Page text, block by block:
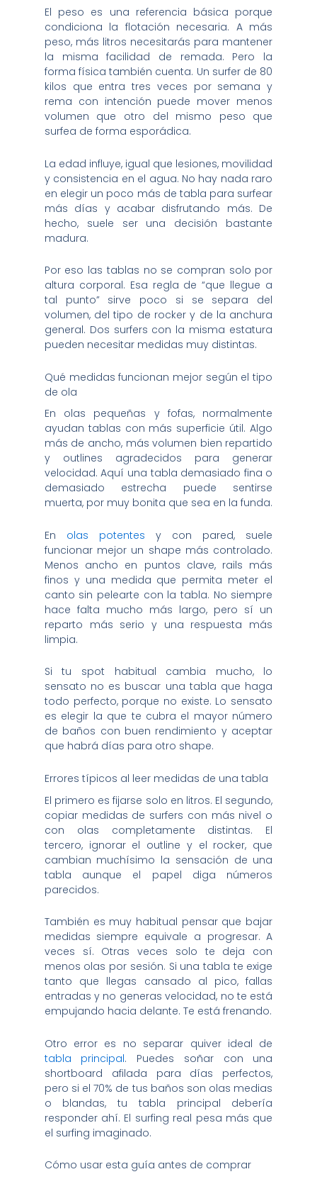
El peso es una referencia básica porque
condiciona la flotación necesaria. A más
peso, más litros necesitarás para mantener
la misma facilidad de remada. Pero la
forma física también cuenta. Un surfer de 80
kilos que entra tres veces por semana y
rema con intención puede mover menos
volumen que otro del mismo peso que
surfea de forma esporádica.
La edad influye, igual que lesiones, movilidad
y consistencia en el agua. No hay nada raro
en elegir un poco más de tabla para surfear
más días y acabar disfrutando más. De
hecho, suele ser una decisión bastante
madura.
Por eso las tablas no se compran solo por
altura corporal. Esa regla de “que llegue a
tal punto” sirve poco si se separa del
volumen, del tipo de rocker y de la anchura
general. Dos surfers con la misma estatura
pueden necesitar medidas muy distintas.
Qué medidas funcionan mejor según el tipo
de ola
En olas pequeñas y fofas, normalmente
ayudan tablas con más superficie útil. Algo
más de ancho, más volumen bien repartido
y outlines agradecidos para generar
velocidad. Aquí una tabla demasiado fina o
demasiado estrecha puede sentirse
muerta, por muy bonita que sea en la funda.
En olas potentes y con pared, suele
funcionar mejor un shape más controlado.
Menos ancho en puntos clave, rails más
finos y una medida que permita meter el
canto sin pelearte con la tabla. No siempre
hace falta mucho más largo, pero sí un
reparto más serio y una respuesta más
limpia.
Si tu spot habitual cambia mucho, lo
sensato no es buscar una tabla que haga
todo perfecto, porque no existe. Lo sensato
es elegir la que te cubra el mayor número
de baños con buen rendimiento y aceptar
que habrá días para otro shape.
Errores típicos al leer medidas de una tabla
El primero es fijarse solo en litros. El segundo,
copiar medidas de surfers con más nivel o
con olas completamente distintas. El
tercero, ignorar el outline y el rocker, que
cambian muchísimo la sensación de una
tabla aunque el papel diga números
parecidos.
También es muy habitual pensar que bajar
medidas siempre equivale a progresar. A
veces sí. Otras veces solo te deja con
menos olas por sesión. Si una tabla te exige
tanto que llegas cansado al pico, fallas
entradas y no generas velocidad, no te está
empujando hacia delante. Te está frenando.
Otro error es no separar quiver ideal de
tabla principal. Puedes soñar con una
shortboard afilada para días perfectos,
pero si el 70% de tus baños son olas medias
o blandas, tu tabla principal debería
responder ahí. El surfing real pesa más que
el surfing imaginado.
Cómo usar esta guía antes de comprar